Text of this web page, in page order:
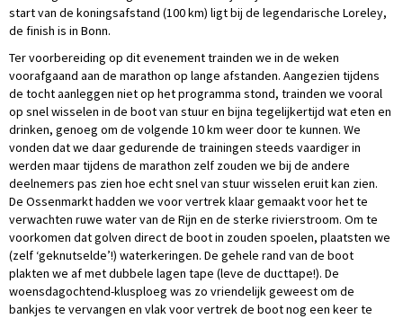
start van de koningsafstand (100 km) ligt bij de legendarische Loreley,
de finish is in Bonn.
Ter voorbereiding op dit evenement trainden we in de weken
voorafgaand aan de marathon op lange afstanden. Aangezien tijdens
de tocht aanleggen niet op het programma stond, trainden we vooral
op snel wisselen in de boot van stuur en bijna tegelijkertijd wat eten en
drinken, genoeg om de volgende 10 km weer door te kunnen. We
vonden dat we daar gedurende de trainingen steeds vaardiger in
werden maar tijdens de marathon zelf zouden we bij de andere
deelnemers pas zien hoe echt snel van stuur wisselen eruit kan zien.
De Ossenmarkt hadden we voor vertrek klaar gemaakt voor het te
verwachten ruwe water van de Rijn en de sterke rivierstroom. Om te
voorkomen dat golven direct de boot in zouden spoelen, plaatsten we
(zelf ‘geknutselde’!) waterkeringen. De gehele rand van de boot
plakten we af met dubbele lagen tape (leve de ducttape!). De
woensdagochtend-klusploeg was zo vriendelijk geweest om de
bankjes te vervangen en vlak voor vertrek de boot nog een keer te